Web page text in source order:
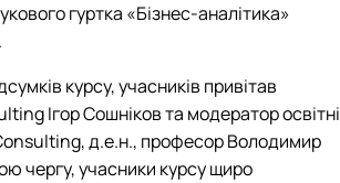
гуртка «Бізнес-аналітика»
курсу, учасників привітав
Ігор Сошніков та модератор
, д.е.н., професор Володимир
чергу, учасники курсу щиро